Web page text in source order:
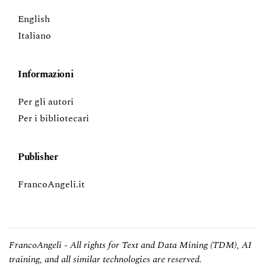
English
Italiano
Informazioni
Per gli autori
Per i bibliotecari
Publisher
FrancoAngeli.it
FrancoAngeli - All rights for Text and Data Mining (TDM), AI
training, and all similar technologies are reserved.